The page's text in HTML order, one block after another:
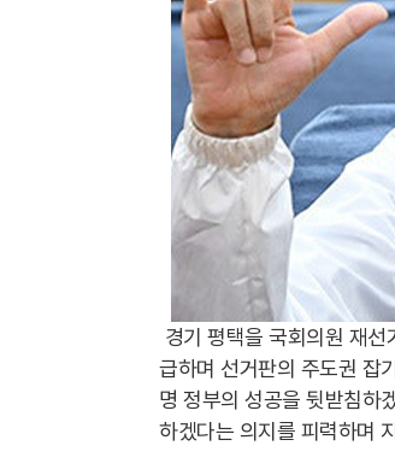
경기 평택을 국회의원 재
급하며 선거판의 주도권 잡
명 정부의 성공을 뒷받침하
하겠다는 의지를 피력하며